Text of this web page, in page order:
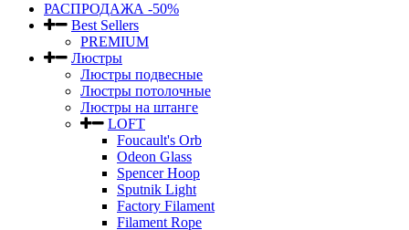
РАСПРОДАЖА -50%
Best Sellers
PREMIUM
Люстры
Люстры подвесные
Люстры потолочные
Люстры на штанге
LOFT
Foucault's Orb
Odeon Glass
Spencer Hoop
Sputnik Light
Factory Filament
Filament Rope